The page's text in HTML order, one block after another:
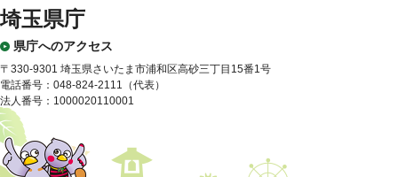
埼玉県庁
県庁へのアクセス
〒330-9301 埼玉県さいたま市浦和区高砂三丁目15番1号
電話番号：048-824-2111（代表）
法人番号：1000020110001